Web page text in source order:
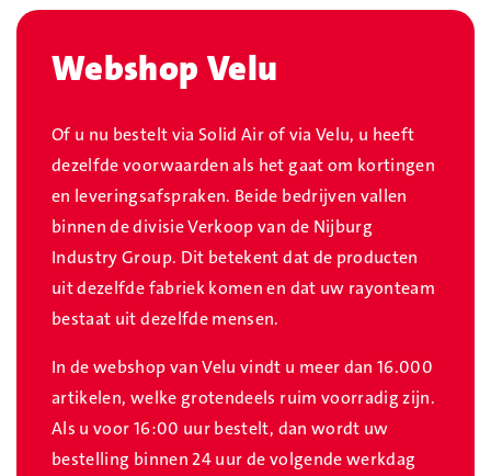
Webshop Velu
Of u nu bestelt via Solid Air of via Velu, u heeft
dezelfde voorwaarden als het gaat om kortingen
en leveringsafspraken. Beide bedrijven vallen
binnen de divisie Verkoop van de Nijburg
Industry Group. Dit betekent dat de producten
uit dezelfde fabriek komen en dat uw rayonteam
bestaat uit dezelfde mensen.
In de webshop van Velu vindt u meer dan 16.000
artikelen, welke grotendeels ruim voorradig zijn.
Als u voor 16:00 uur bestelt, dan wordt uw
bestelling binnen 24 uur de volgende werkdag